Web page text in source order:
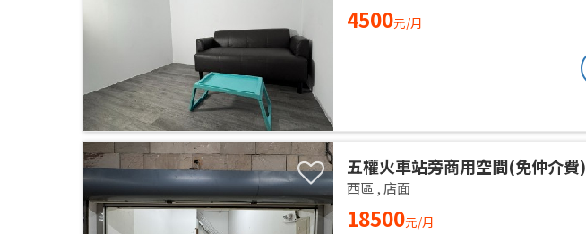
4500元/月
五權火車站旁商用空間(免仲介費)
西區 , 店面
18500元/月